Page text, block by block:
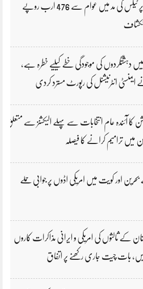
بجلی بلوں پر ٹیکس کی مد میں عوام سے 476 ارب روپے
میں دہشتگردوں کی موجودگی خطے کیلیے خطرہ ہے،
ایمنسٹی انٹرنیشنل کی رپورٹ مسترد کردی
کا آئندہ عام انتخابات سے پہلے الیکشنز سے متعلق
میں ترامیم کرانے کا فیصلہ
اور کویت میں امریکی اڈوں پر جوابی حملے
کے ثالثوں کی امریکی و ایرانی مذاکرات کاروں
بات چیت جاری رکھنے پر اتفاق